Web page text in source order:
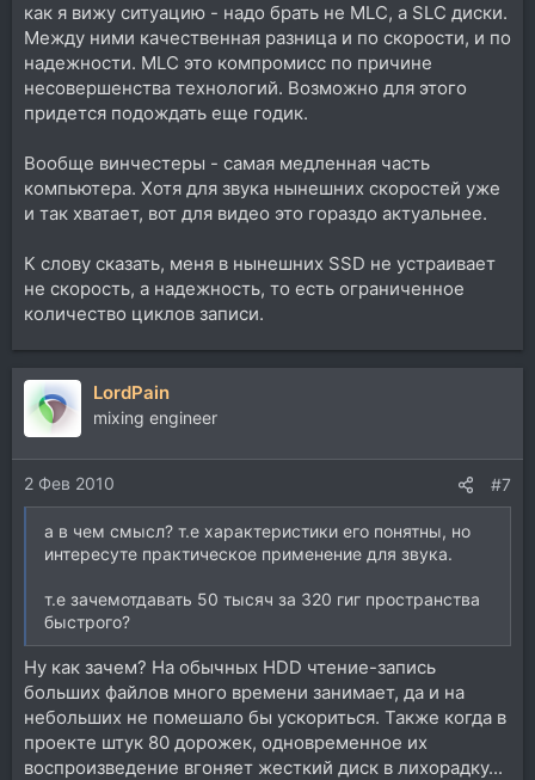
как я вижу ситуацию - надо брать не MLC, а SLC диски.
Между ними качественная разница и по скорости, и по
надежности. MLC это компромисс по причине
несовершенства технологий. Возможно для этого
придется подождать еще годик.
Вообще винчестеры - самая медленная часть
компьютера. Хотя для звука нынешних скоростей уже
и так хватает, вот для видео это гораздо актуальнее.
К слову сказать, меня в нынешних SSD не устраивает
не скорость, а надежность, то есть ограниченное
количество циклов записи.
LordPain
mixing engineer
2 Фев 2010 #7
а в чем смысл? т.е характеристики его понятны, но
интересуте практическое применение для звука.
т.е зачемотдавать 50 тысяч за 320 гиг пространства
быстрого?
Ну как зачем? На обычных HDD чтение-запись
больших файлов много времени занимает, да и на
небольших не помешало бы ускориться. Также когда в
проекте штук 80 дорожек, одновременное их
воспроизведение вгоняет жесткий диск в лихорадку...